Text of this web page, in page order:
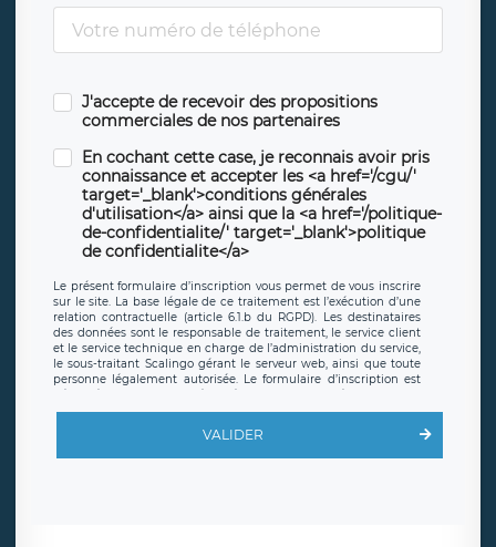
J'accepte de recevoir des propositions
commerciales de nos partenaires
En cochant cette case, je reconnais avoir pris
connaissance et accepter les <a href='/cgu/'
target='_blank'>conditions générales
d'utilisation</a> ainsi que la <a href='/politique-
de-confidentialite/' target='_blank'>politique
de confidentialite</a>
Le présent formulaire d’inscription vous permet de vous inscrire
sur le site. La base légale de ce traitement est l’exécution d’une
relation contractuelle (article 6.1.b du RGPD). Les destinataires
des données sont le responsable de traitement, le service client
et le service technique en charge de l’administration du service,
le sous-traitant Scalingo gérant le serveur web, ainsi que toute
personne légalement autorisée. Le formulaire d’inscription est
offrant desclauses de protection conformes au RGPD. Les
en sollicite la suppression, étant entendu que vous pouvez
demander la suppression de vos données et retirer votre
VALIDER